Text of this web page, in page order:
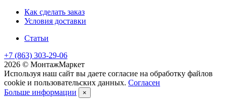
Как сделать заказ
Условия доставки
Статьи
+7 (863) 303-29-06
2026 © МонтажМаркет
Используя наш сайт вы даете согласие на обработку файлов
cookie и пользовательских данных. Согласен
Больше информации
×